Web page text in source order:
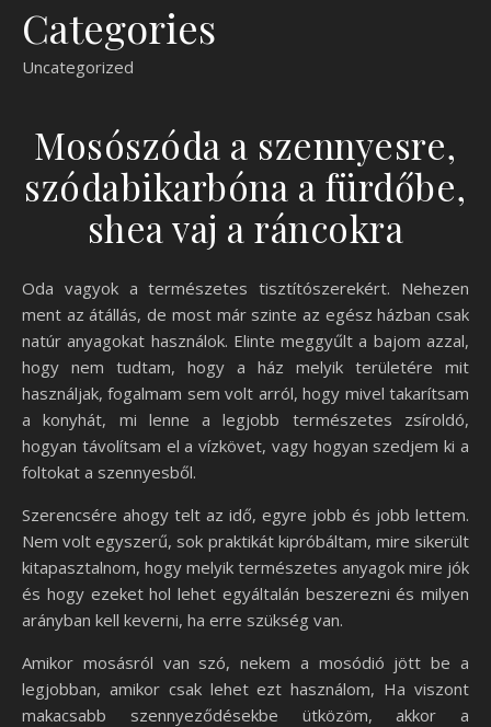
Categories
Uncategorized
Mosószóda a szennyesre,
szódabikarbóna a fürdőbe,
shea vaj a ráncokra
Oda vagyok a természetes tisztítószerekért. Nehezen
ment az átállás, de most már szinte az egész házban csak
natúr anyagokat használok. Elinte meggyűlt a bajom azzal,
hogy nem tudtam, hogy a ház melyik területére mit
használjak, fogalmam sem volt arról, hogy mivel takarítsam
a konyhát, mi lenne a legjobb természetes zsíroldó,
hogyan távolítsam el a vízkövet, vagy hogyan szedjem ki a
foltokat a szennyesből.
Szerencsére ahogy telt az idő, egyre jobb és jobb lettem.
Nem volt egyszerű, sok praktikát kipróbáltam, mire sikerült
kitapasztalnom, hogy melyik természetes anyagok mire jók
és hogy ezeket hol lehet egyáltalán beszerezni és milyen
arányban kell keverni, ha erre szükség van.
Amikor mosásról van szó, nekem a mosódió jött be a
legjobban, amikor csak lehet ezt használom, Ha viszont
makacsabb szennyeződésekbe ütközöm, akkor a